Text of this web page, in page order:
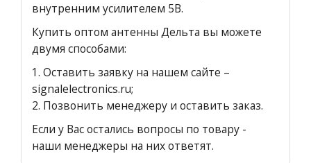
внутренним усилителем 5В.
Купить оптом антенны Дельта вы можете
двумя способами:
1. Оставить заявку на нашем сайте –
signalelectronics.ru;
2. Позвонить менеджеру и оставить заказ.
Если у Вас остались вопросы по товару -
наши менеджеры на них ответят.